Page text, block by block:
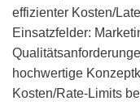
effizienter Kosten/
Einsatzfelder:
hochwertige
Kosten/Rate‑Limits